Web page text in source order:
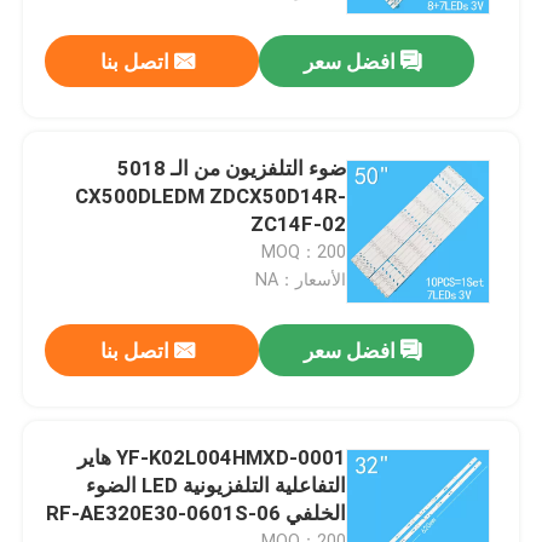
معلومات عنا
رقابة جودة
اتصل بنا
أخبار
اطلب اقتباس
الضوء الخلفي للفيديو
افضل سعر اتصل بنا
ضوء التلفزيون من الـ 5018
CX500DLEDM ZDCX50D14R-
ZC14F-02
MOQ：200
الأسعار：NA
افضل سعر اتصل بنا
YF-K02L004HMXD-0001 هاير
التفاعلية التلفزيونية LED الضوء
الخلفي RF-AE320E30-0601S-06